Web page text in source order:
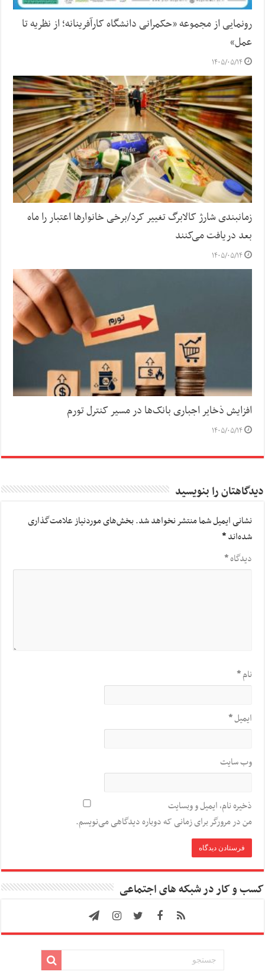
رونمایی از مجموعه «حکمرانی دانشگاه کارآفرینانه؛ از نظریه تا
عمل»
۱۴۰۵/۰۵/۱۴
زمانبندی شارژ کالابرگ تغییر کرد/برخی خانوارها اعتبار را ماه
بعد دریافت می‌کنند
۱۴۰۵/۰۵/۱۴
افزایش ذخایر اجباری بانک‌ها در مسیر کنترل تورم
۱۴۰۵/۰۵/۱۴
دیدگاهتان را بنویسید
نشانی ایمیل شما منتشر نخواهد شد.بخش‌های موردنیاز علامت‌گذاری
شده‌اند*
دیدگاه*
نام*
ایمیل*
وب‌ سایت
ذخیره نام، ایمیل و وبسایت
من در مرورگر برای زمانی که دوباره دیدگاهی می‌نویسم.
کسب و کار در شبکه های اجتماعی